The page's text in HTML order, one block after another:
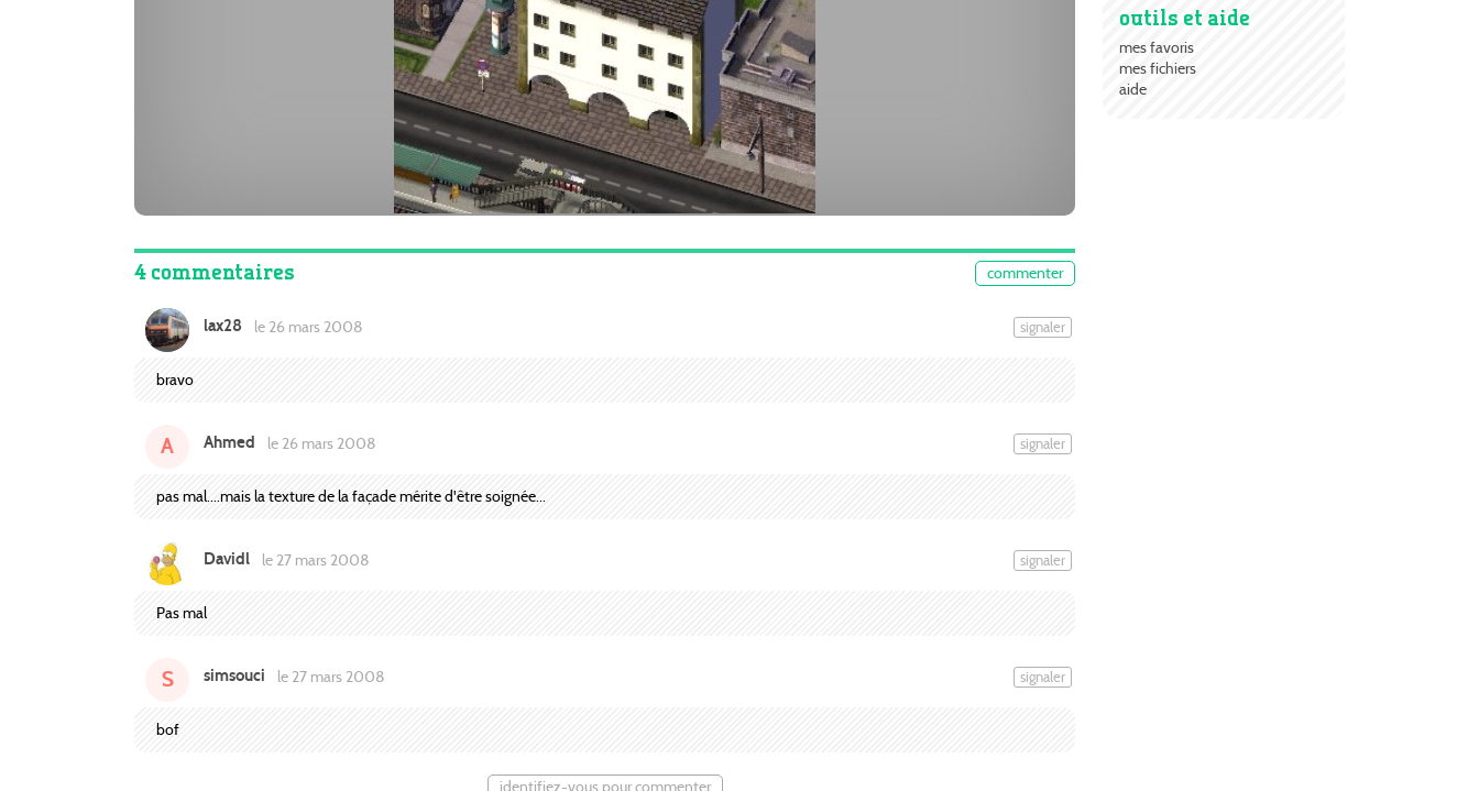
outils et aide
mes favoris
mes fichiers
aide
4 commentaires commenter
lax28 le 26 mars 2008 signaler
bravo
A Ahmed le 26 mars 2008 signaler
pas mal....mais la texture de la façade mérite d'être soignée...
Davidl le 27 mars 2008 signaler
Pas mal
S simsouci le 27 mars 2008 signaler
bof
identifiez-vous pour commenter